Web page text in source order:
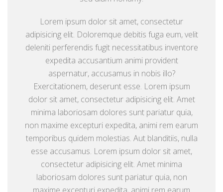
Lorem ipsum dolor sit amet, consectetur
adipisicing elit. Doloremque debitis fuga eum, velit
deleniti perferendis fugit necessitatibus inventore
expedita accusantium animi provident
aspernatur, accusamus in nobis illo?
Exercitationem, deserunt esse. Lorem ipsum
dolor sit amet, consectetur adipisicing elit. Amet
minima laboriosam dolores sunt pariatur quia,
non maxime excepturi expedita, animi rem earum
temporibus quidem molestias. Aut blanditiis, nulla
esse accusamus. Lorem ipsum dolor sit amet,
consectetur adipisicing elit. Amet minima
laboriosam dolores sunt pariatur quia, non